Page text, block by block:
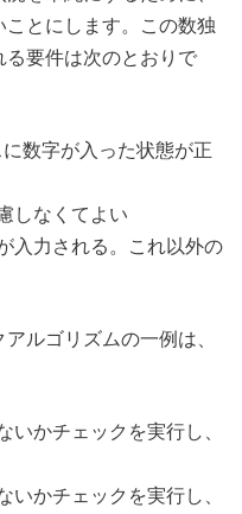
とにします。この数独
要件は次のとおりで
数字が入った状態が正
しなくてよい
入力される。これ以外の
ルゴリズムの一例は、
かチェックを実行し、
かチェックを実行し、